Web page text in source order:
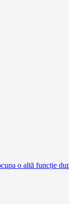
o altă funcție